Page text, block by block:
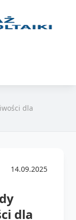
dla
14.09.2025
dla